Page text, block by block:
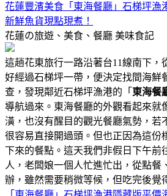
花蓮豐濱美食「東海餐廳」石梯坪漁
新鮮魚貨現點現煮！
花蓮の旅遊、美食、餐廳 美味食記
這趟花東旅行一路沿著台11線南下，
好經過石梯坪一帶，便決定找間海鮮
查，發現鄰近石梯坪漁港的「 東海餐
導航過來。東海餐廳的外觀看起來就
潢，也沒有醒目的觀光餐廳氣勢，若
很容易直接開過頭。但也正因為這份
下來的餐點。這天我們非假日下午前
人，老闆娘一個人忙進忙出，從點餐
辦，雖然需要稍微等候，但吃完後覺